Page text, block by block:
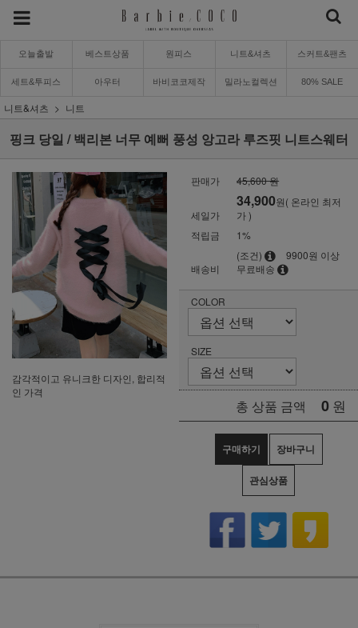
오늘출발 베스트상품 원피스 니트&셔츠 스커트&팬츠
세트&투피스 아우터 바비코코제작 밀라노컬렉션 80% SALE
니트&셔츠 니트
핑크 당일 / 백리본 너무 예뻐 풍성 앙고라 루즈핏 니트스웨터
감각적이고 유니크한 디자인, 합리적
인 가격
판매가 45,600 원
세일가
34,900원( 온라인 최저
가 )
적립금
1%
배송비
(조건)
9900원 이상
무료배송
COLOR
SIZE
총 상품 금액 0 원
구매하기 장바구니
관심상품